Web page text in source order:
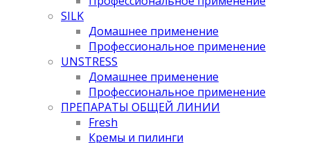
SILK
Домашнее применение
Профессиональное применение
UNSTRESS
Домашнее применение
Профессиональное применение
ПРЕПАРАТЫ ОБЩЕЙ ЛИНИИ
Fresh
Кремы и пилинги